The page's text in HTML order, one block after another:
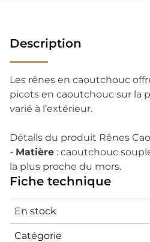
Description
Les rênes en caoutchouc
picots en caoutchouc sur la
varié à l’extérieur.
Détails du produit Rênes
- Matière : caoutchouc
la plus proche du mors.
Fiche technique
En stock
Catégorie